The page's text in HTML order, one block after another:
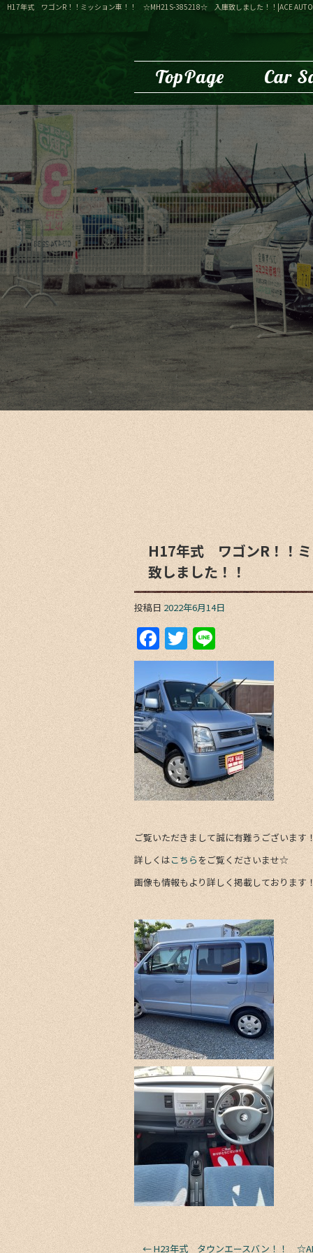
H17年式 ワゴンR！！ミッション車！！ ☆MH21S-385218☆ 入庫致しました！！|ACE AUTO
H17年式 ワゴンR！！
致しました！！
投稿日 2022年6月14日
F
a
c
e
b
o
o
k
T
w
itt
er
Li
n
e
ご覧いただきまして誠に有難うございます
詳しくはこちらをご覧くださいませ☆
画像も情報もより詳しく掲載しております
←H23年式 タウンエースバン！！